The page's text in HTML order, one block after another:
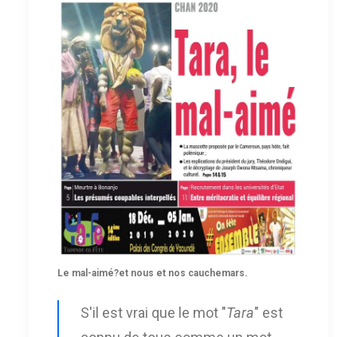
Le mal-aimé?et nous et nos cauchemars.
S'il est vrai que le mot "Tara" est